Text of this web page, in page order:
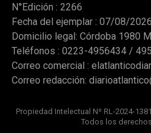
N°Edición : 2266
Fecha del ejemplar : 07/08/2026
Domicilio legal: Córdoba 1980
Teléfonos : 0223-4956434 /
Correo comercial :
Correo redacción:
Propiedad Intelectual Nº RL-2024-
Todos los